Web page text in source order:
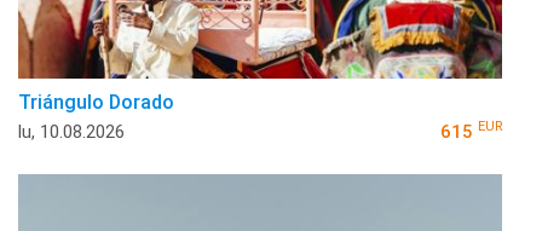
Triángulo Dorado
lu, 10.08.2026 615 EUR